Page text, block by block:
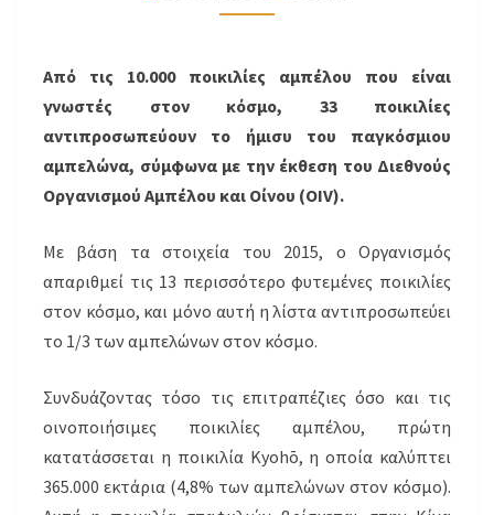
Από τις 10.000 ποικιλίες αμπέλου που είναι
γνωστές στον κόσμο, 33 ποικιλίες
αντιπροσωπεύουν το ήμισυ του παγκόσμιου
αμπελώνα, σύμφωνα με την έκθεση του Διεθνούς
Οργανισμού Αμπέλου και Οίνου (OIV).
Με βάση τα στοιχεία του 2015, ο Οργανισμός
απαριθμεί τις 13 περισσότερο φυτεμένες ποικιλίες
στον κόσμο, και μόνο αυτή η λίστα αντιπροσωπεύει
το 1/3 των αμπελώνων στον κόσμο.
Συνδυάζοντας τόσο τις επιτραπέζιες όσο και τις
οινοποιήσιμες ποικιλίες αμπέλου, πρώτη
κατατάσσεται η ποικιλία Kyohō, η οποία καλύπτει
365.000 εκτάρια (4,8% των αμπελώνων στον κόσμο).